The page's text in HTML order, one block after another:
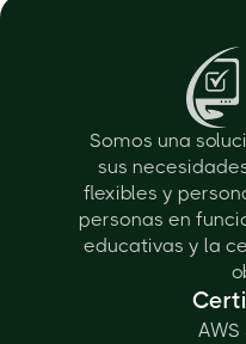
Somos una
sus
flexibles y
personas en
educativas y la